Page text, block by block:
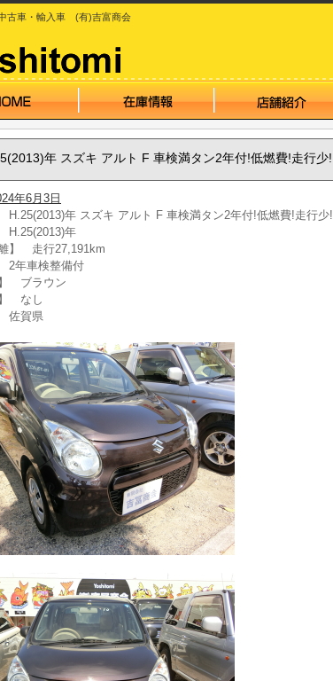
古車・輸入車 (有)吉富商会
年 スズキ アルト F 車検満タン2年付!低燃費!走行少!
年6月3日
H.25(2013)年 スズキ アルト F 車検満タン2年付!低燃費!走行少!
H.25(2013)年
離】 走行27,191km
2年車検整備付
】 ブラウン
】 なし
佐賀県